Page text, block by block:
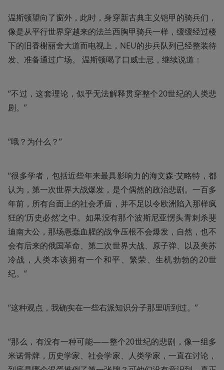
温斯顿望向了窗外，此时，身穿新古典主义铠甲的骑兵们，
像是从平行世界穿越来的法兰西胸甲骑兵一样，缓缓经过楼
下的旧香榭丽舍大道而电视上，NEU的步兵队列已经整装待
发、准备通过广场。 温斯顿喝了口威士忌，继续说道：
“不过，这套理论，似乎无法解释贯穿整个20世纪的人类悲
剧。”
“哦？为什么？”
“很多学者，包括近些年来最具影响力的海文森·艾略特，都
认为，第一次世界大战爆发，是个偶然的政治悲剧。一百多
年前，所有台面上的社会矛盾，并不足以令欧洲陷入那样疯
狂的‘历史必然’之中。如果没有那个波斯尼亚愣头青刺杀斐
迪南大公，那场愚蠢血腥的战争压根不会爆发，自然，也不
会有后来的俄国革命、第二次世界大战、原子弹、以及美苏
冷战，人类本该拥有一个和平、繁荣、生机勃勃的20世
纪。”
“这种观点，我确实在一些右派知识分子那里听到过。”
“那么，有没有一种可能——整个20世纪的悲剧，像一组多
米诺骨牌，历史学家、社会学家、人类学家，一直在讨论，